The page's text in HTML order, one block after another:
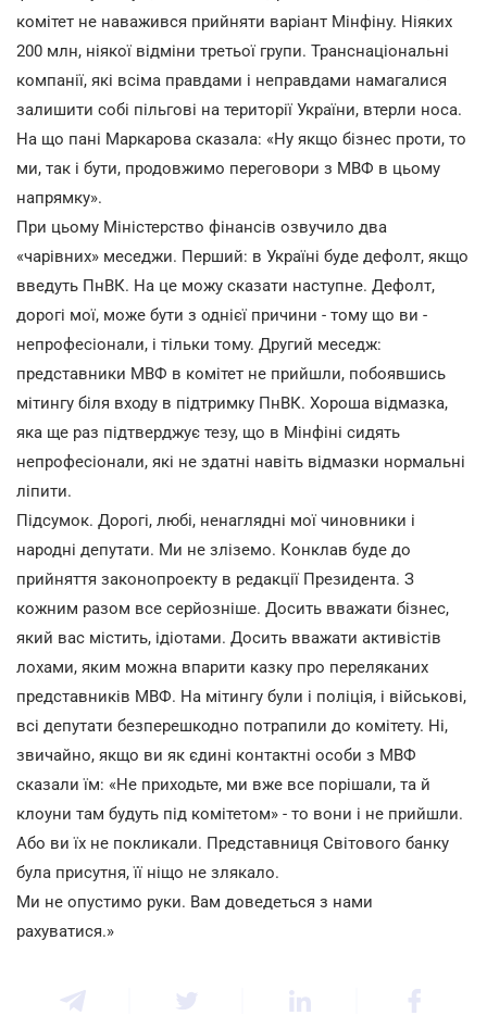
комітет не наважився прийняти варіант Мінфіну. Ніяких
200 млн, ніякої відміни третьої групи. Транснаціональні
компанії, які всіма правдами і неправдами намагалися
залишити собі пільгові на території України, втерли носа.
На що пані Маркарова сказала: «Ну якщо бізнес проти, то
ми, так і бути, продовжимо переговори з МВФ в цьому
напрямку».
При цьому Міністерство фінансів озвучило два
«чарівних» меседжи. Перший: в Україні буде дефолт, якщо
введуть ПнВК. На це можу сказати наступне. Дефолт,
дорогі мої, може бути з однієї причини - тому що ви -
непрофесіонали, і тільки тому. Другий меседж:
представники МВФ в комітет не прийшли, побоявшись
мітингу біля входу в підтримку ПнВК. Хороша відмазка,
яка ще раз підтверджує тезу, що в Мінфіні сидять
непрофесіонали, які не здатні навіть відмазки нормальні
ліпити.
Підсумок. Дорогі, любі, ненаглядні мої чиновники і
народні депутати. Ми не зліземо. Конклав буде до
прийняття законопроекту в редакції Президента. З
кожним разом все серйозніше. Досить вважати бізнес,
який вас містить, ідіотами. Досить вважати активістів
лохами, яким можна впарити казку про переляканих
представників МВФ. На мітингу були і поліція, і військові,
всі депутати безперешкодно потрапили до комітету. Ні,
звичайно, якщо ви як єдині контактні особи з МВФ
сказали їм: «Не приходьте, ми вже все порішали, та й
клоуни там будуть під комітетом» - то вони і не прийшли.
Або ви їх не покликали. Представниця Світового банку
була присутня, її ніщо не злякало.
Ми не опустимо руки. Вам доведеться з нами
рахуватися.»